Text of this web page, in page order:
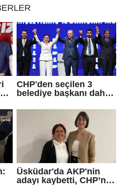
CHP'den seçilen 3
belediye başkanı daha
Üsküdar'da AKP'nin
adayı kaybetti, CHP’nin